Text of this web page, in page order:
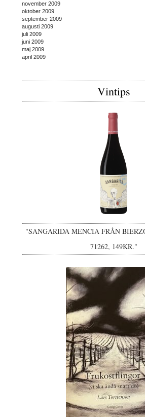
november 2009
oktober 2009
september 2009
augusti 2009
juli 2009
juni 2009
maj 2009
april 2009
Vintips
"SANGARIDA MENCIA FRÅN
71262, 149KR."